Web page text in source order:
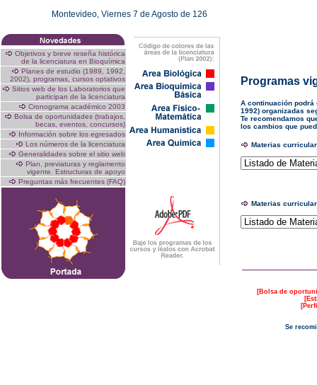
Montevideo, Viernes 7 de Agosto de 126
Objetivos y breve reseña histórica
de la licenciatura en Bioquímica
Planes de estudio (1989, 1992,
2002), programas, cursos optativos
Sitios web de los Laboratorios que
participan de la licenciatura
Cronograma académico 2003
Bolsa de oportunidades (trabajos,
becas, eventos, concursos)
Información sobre los egresados
Los números de la licenciatura
Generalidades sobre el sitio web
Plan, previaturas y reglamento
vigente. Estructuras de apoyo
Preguntas más frecuentes (FAQ)
Programas
A continuación
1992) organizadas
Te recomendamos
los cambios que
Materias
Materias
[Bolsa de
[
[
Se